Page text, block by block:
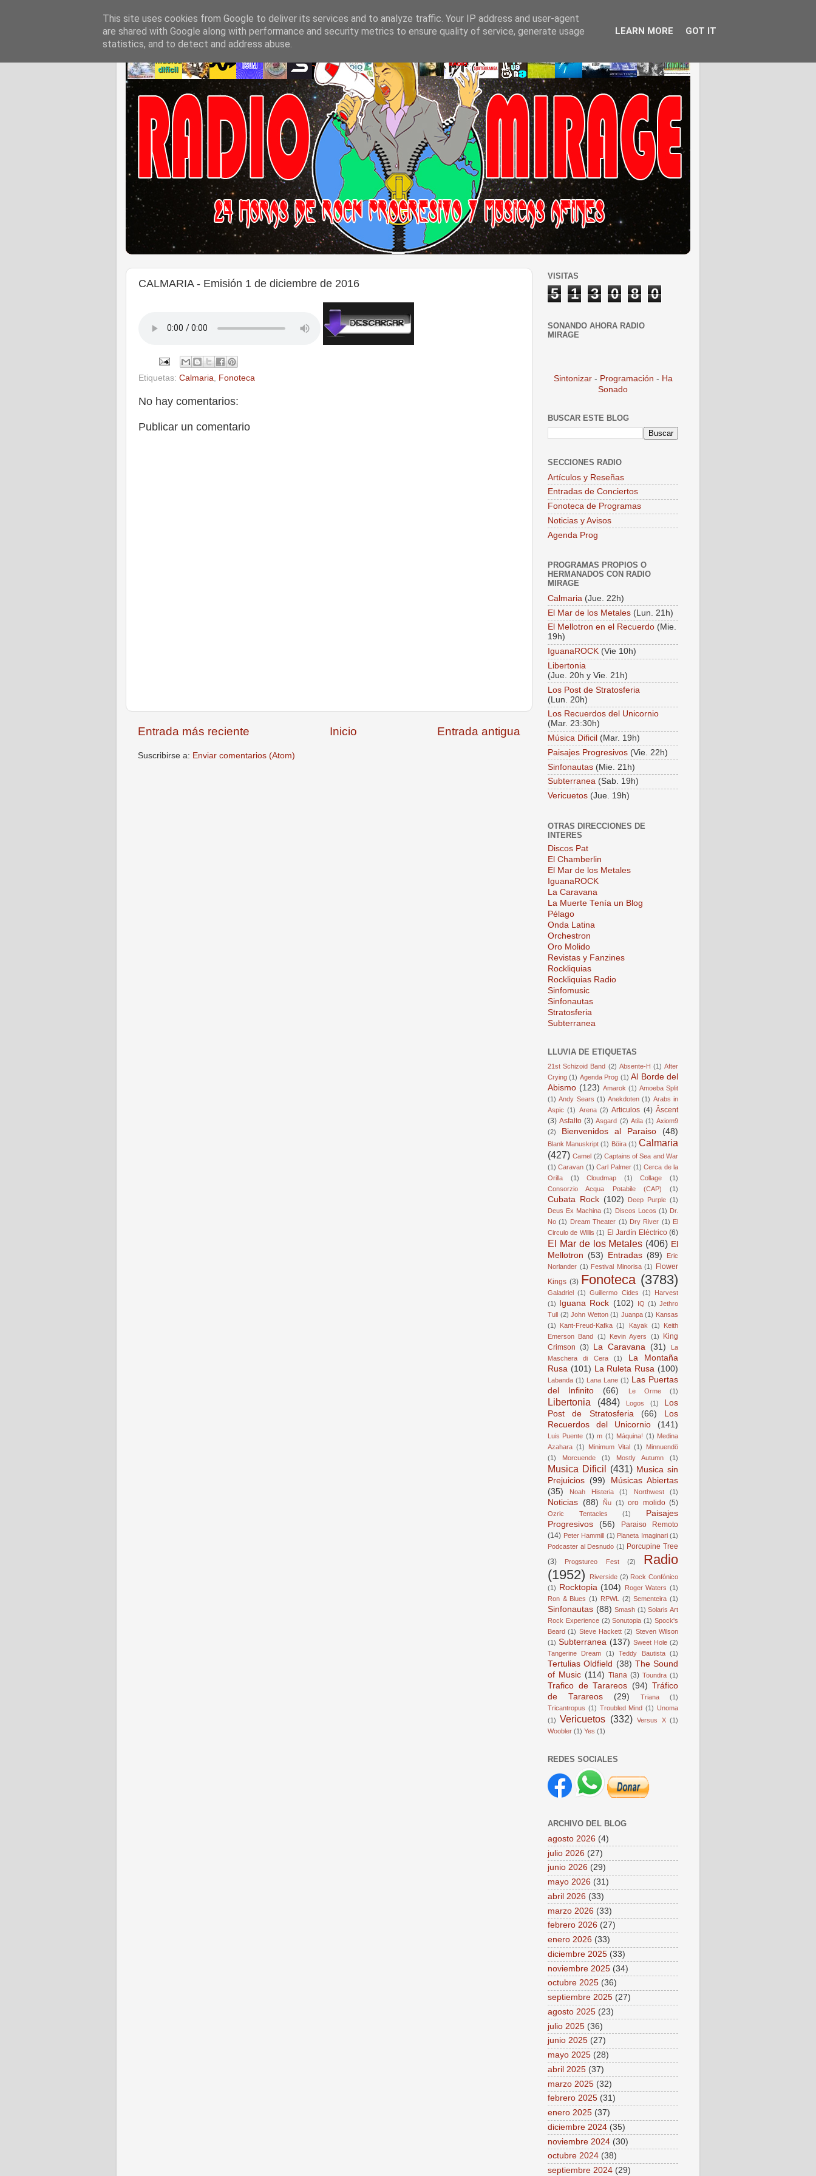
CALMARIA - Emisión 1 de diciembre de 2016
Etiquetas: Calmaria, Fonoteca
No hay comentarios:
Publicar un comentario
Entrada más reciente Entrada antigua
Inicio
Suscribirse a: Enviar comentarios (Atom)
VISITAS
5 1 3 0 8 0
SONANDO AHORA RADIO
MIRAGE
Sintonizar - Programación - Ha
Sonado
BUSCAR ESTE BLOG
SECCIONES RADIO
Artículos y Reseñas
Entradas de Conciertos
Fonoteca de Programas
Noticias y Avisos
Agenda Prog
PROGRAMAS PROPIOS O
HERMANADOS CON RADIO
MIRAGE
Calmaria (Jue. 22h)
El Mar de los Metales (Lun. 21h)
El Mellotron en el Recuerdo (Mie.
19h)
IguanaROCK (Vie 10h)
Libertonia
(Jue. 20h y Vie. 21h)
Los Post de Stratosferia
(Lun. 20h)
Los Recuerdos del Unicornio
(Mar. 23:30h)
Música Dificil (Mar. 19h)
Paisajes Progresivos (Vie. 22h)
Sinfonautas (Mie. 21h)
Subterranea (Sab. 19h)
Vericuetos (Jue. 19h)
OTRAS DIRECCIONES DE
INTERES
Discos Pat
El Chamberlin
El Mar de los Metales
IguanaROCK
La Caravana
La Muerte Tenía un Blog
Pélago
Onda Latina
Orchestron
Oro Molido
Revistas y Fanzines
Rockliquias
Rockliquias Radio
Sinfomusic
Sinfonautas
Stratosferia
Subterranea
LLUVIA DE ETIQUETAS
21st Schizoid Band (2) Absente-H (1) After
Crying (1) Agenda Prog (1) Al Borde del
Abismo (123) Amarok (1) Amoeba Split
(1) Andy Sears (1) Anekdoten (1) Arabs in
Aspic (1) Arena (2) Articulos (4) Âscent
(3) Asfalto (3) Asgard (2) Atila (1) Axiom9
(2)
Bienvenidos al Paraiso (48)
Blank Manuskript (1) Böira (1) Calmaria
(427) Camel (2) Captains of Sea and War
(1) Caravan (1) Carl Palmer (1) Cerca de la
Orilla
(1) Cloudmap (1) Collage
(1)
Consorzio Acqua Potabile (CAP)
(1)
Cubata Rock (102) Deep Purple (1)
Deus Ex Machina (1) Discos Locos (1) Dr.
No (1) Dream Theater (1) Dry River (1) El
Circulo de Willis (1) El Jardín Eléctrico (6)
El Mar de los Metales (406) El
Mellotron (53) Entradas (89)
Eric
Norlander (1) Festival Minorisa (1) Flower
Kings (3) Fonoteca (3783)
Galadriel (1) Guillermo Cides (1)
Harvest
(1) Iguana Rock (102) IQ (1) Jethro
Tull (2) John Wetton (1) Juanpa (1) Kansas
(1)
Kant-Freud-Kafka (1) Kayak (1)
Keith
Emerson Band (1) Kevin Ayers (1)
King
Crimson (3) La Caravana (31)
La
Maschera di Cera
(1)
La Montaña
Rusa (101) La Ruleta Rusa (100)
Labanda (1) Lana Lane (1) Las Puertas
del Infinito
(66) Le Orme (1)
Libertonia (484) Logos (1)
Los
Post de Stratosferia
(66)
Los
Recuerdos del Unicornio
(141)
Luis Puente (1) m (1) Máquina! (1) Medina
Azahara (1) Minimum Vital (1)
Minnuendö
(1)
Morcuende (1) Mostly Autumn (1)
Musica Dificil (431) Musica sin
Prejuicios (99)
Músicas Abiertas
(35)
Noah Histeria (1) Northwest (1)
Noticias (88) Ñu (1) oro molido (5)
Ozric Tentacles (1)
Paisajes
Progresivos
(56)
Paraiso Remoto
(14) Peter Hammill (1) Planeta Imaginari (1)
Podcaster al Desnudo (1) Porcupine Tree
(3)
Progstureo Fest (2)
Radio
(1952)
Riverside (2) Rock Confónico
(1) Rocktopia (104) Roger Waters (1)
Ron & Blues (1) RPWL (2) Sementeira (1)
Sinfonautas (88) Smash (1) Solaris Art
Rock Experience (2) Sonutopia (1) Spock's
Beard (1) Steve Hackett (2) Steven Wilson
(1) Subterranea (137) Sweet Hole (2)
Tangerine Dream
(1) Teddy Bautista (1)
Tertulias Oldfield (38) The Sound
of Music (114) Tiana (3) Toundra (1)
Trafico de Tarareos (94) Tráfico
de Tarareos
(29) Triana
(1)
Tricantropus (1) Troubled Mind (1) Unoma
(1)
Vericuetos (332) Versus X (1)
Woobler (1) Yes (1)
REDES SOCIALES
ARCHIVO DEL BLOG
agosto 2026 (4)
julio 2026 (27)
junio 2026 (29)
mayo 2026 (31)
abril 2026 (33)
marzo 2026 (33)
febrero 2026 (27)
enero 2026 (33)
diciembre 2025 (33)
noviembre 2025 (34)
octubre 2025 (36)
septiembre 2025 (27)
agosto 2025 (23)
julio 2025 (36)
junio 2025 (27)
mayo 2025 (28)
abril 2025 (37)
marzo 2025 (32)
febrero 2025 (31)
enero 2025 (37)
diciembre 2024 (35)
noviembre 2024 (30)
octubre 2024 (38)
septiembre 2024 (29)
This site uses cookies from Google to deliver its services and to analyze traffic. Your IP address and user-agent
are shared with Google along with performance and security metrics to ensure quality of service, generate usage
statistics, and to detect and address abuse.
LEARN MORE GOT IT